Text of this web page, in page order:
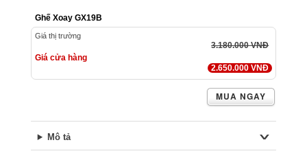
Ghế Xoay GX19B
Giá thị trường
3.180.000 VNĐ
Giá cửa hàng
2.650.000 VNĐ
MUA NGAY
Mô tả